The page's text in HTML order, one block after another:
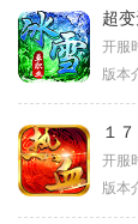
超
开服
版本
１
开服
版本